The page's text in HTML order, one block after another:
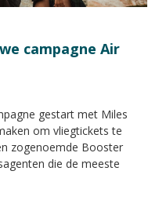
campagne Air
gestart met Miles
om vliegtickets te
zogenoemde Booster
die de meeste